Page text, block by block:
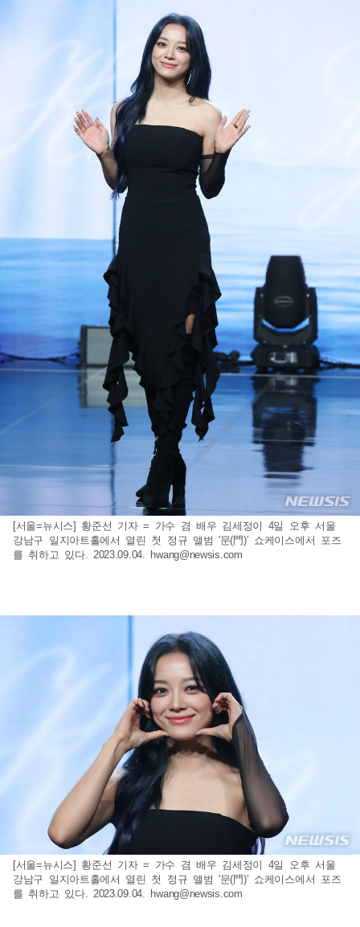
[서울=뉴시스] 황준선 기자 = 가수 겸 배우 김세정이 4일 오후 서울
강남구 일지아트홀에서 열린 첫 정규 앨범 '문(門)’ 쇼케이스에서 포즈
를 취하고 있다. 2023.09.04. hwang@newsis.com
[서울=뉴시스] 황준선 기자 = 가수 겸 배우 김세정이 4일 오후 서울
강남구 일지아트홀에서 열린 첫 정규 앨범 '문(門)’ 쇼케이스에서 포즈
를 취하고 있다. 2023.09.04. hwang@newsis.com